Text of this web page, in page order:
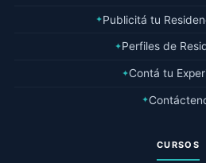
✦Publicitá tu
✦Perfiles de
✦Contá tu
✦
CURSOS